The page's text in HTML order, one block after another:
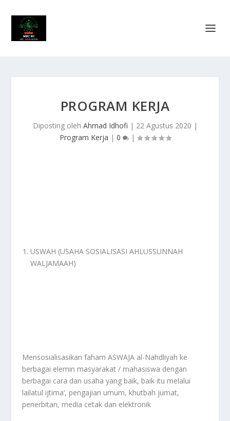
PROGRAM KERJA
Diposting oleh Ahmad Idhofi | 22 Agustus 2020 |
Program Kerja | 0 |
USWAH (USAHA SOSIALISASI AHLUSSUNNAH
WALJAMAAH)
Mensosialisasikan faham ASWAJA al-Nahdliyah ke
berbagai elemin masyarakat / mahasiswa dengan
berbagai cara dan usaha yang baik, baik itu melalui
lailatul ijtima’, pengajian umum, khutbah jumat,
penerbitan, media cetak dan elektronik